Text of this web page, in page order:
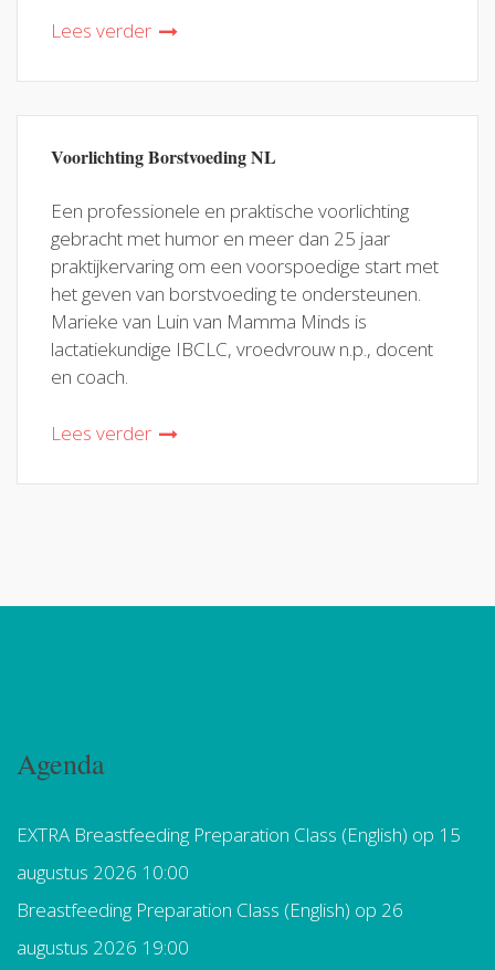
Lees verder
Voorlichting Borstvoeding NL
Een professionele en praktische voorlichting
gebracht met humor en meer dan 25 jaar
praktijkervaring om een voorspoedige start met
het geven van borstvoeding te ondersteunen.
Marieke van Luin van Mamma Minds is
lactatiekundige IBCLC, vroedvrouw n.p., docent
en coach.
Lees verder
Agenda
EXTRA Breastfeeding Preparation Class (English) op 15
augustus 2026 10:00
Breastfeeding Preparation Class (English) op 26
augustus 2026 19:00